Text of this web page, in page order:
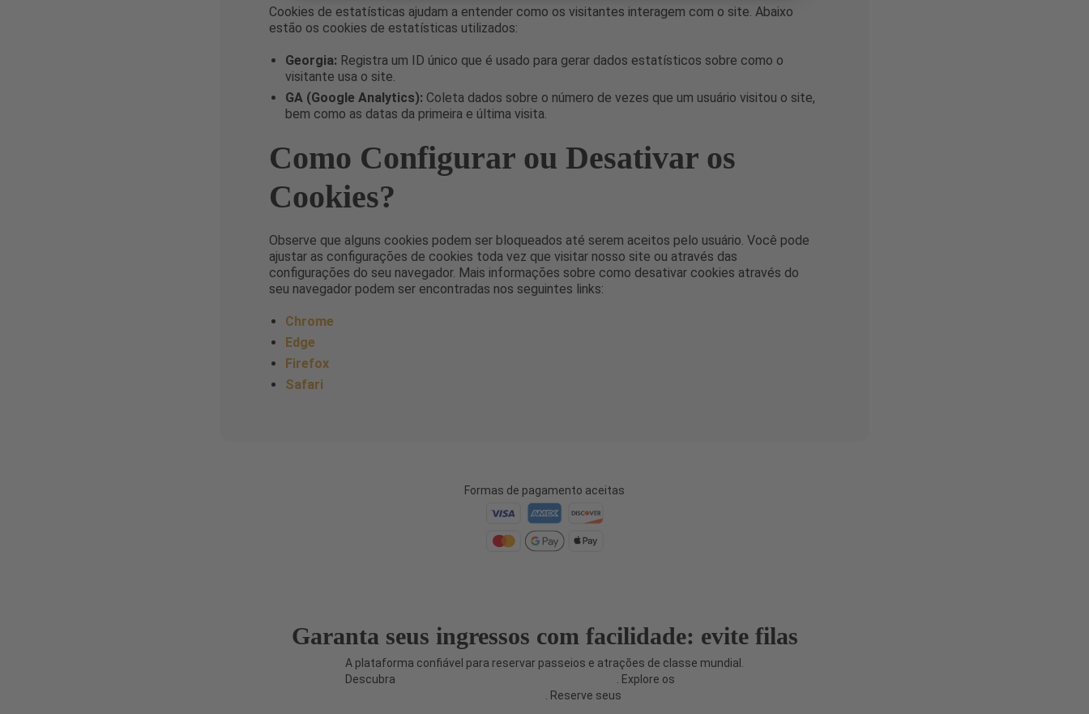
Cookies de estatísticas ajudam a entender como os visitantes interagem com o site. Abaixo
estão os cookies de estatísticas utilizados:
Georgia: Registra um ID único que é usado para gerar dados estatísticos sobre como o
visitante usa o site.
GA (Google Analytics): Coleta dados sobre o número de vezes que um usuário visitou o site,
bem como as datas da primeira e última visita.
Como Configurar ou Desativar os
Cookies?
Observe que alguns cookies podem ser bloqueados até serem aceitos pelo usuário. Você pode
ajustar as configurações de cookies toda vez que visitar nosso site ou através das
configurações do seu navegador. Mais informações sobre como desativar cookies através do
seu navegador podem ser encontradas nos seguintes links:
Chrome
Edge
Firefox
Safari
Formas de pagamento aceitas
Garanta seus ingressos com facilidade: evite filas
A plataforma confiável para reservar passeios e atrações de classe mundial.
Descubra
. Explore os
. Reserve seus